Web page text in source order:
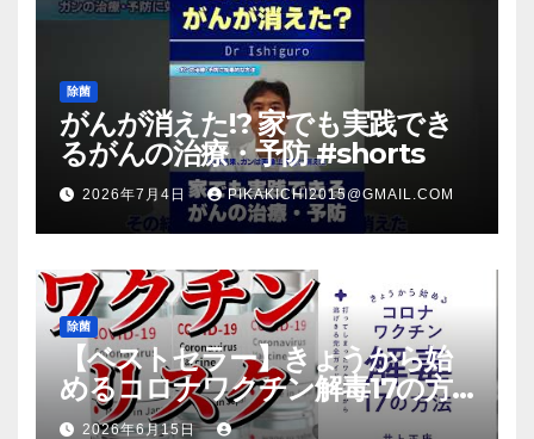
除菌
がんが消えた!? 家でも実践でき
るがんの治療・予防 #shorts
2026年7月4日 PIKAKICHI2015@GMAIL.COM
除菌
【ベストセラー】きょうから始
めるコロナワクチン解毒17の方
法【本要約】
2026年6月15日